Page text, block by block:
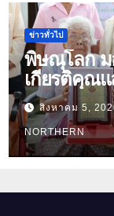
ข่าวทั่วไป
พิษณุโลก ม
เกียรติคุณแ
ย่า อายุ 100 ปี “นางจ
นุ่มเนตร”
อำเภอเมือง
สิงหาคม 5,
NORTHERN